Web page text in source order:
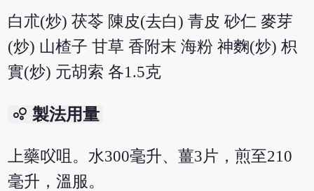
白朮(炒) 茯苓 陳皮(去白) 青皮 砂仁 麥芽
(炒) 山楂子 甘草 香附末 海粉 神麴(炒) 枳
實(炒) 元胡索 各1.5克
bubble_chart 製法用量
上藥㕮咀。水300毫升、薑3片，煎至210
毫升，溫服。